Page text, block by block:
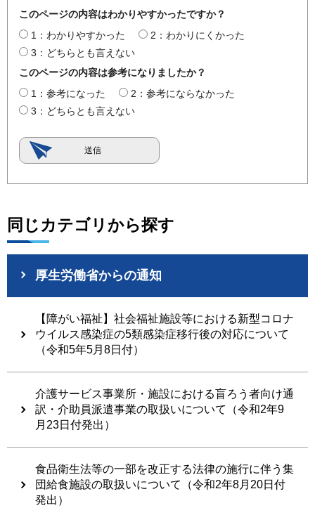
このページの内容はわかりやすかったですか？
1：わかりやすかった
2：わかりにくかった
3：どちらとも言えない
このページの内容は参考になりましたか？
1：参考になった
2：参考にならなかった
3：どちらとも言えない
同じカテゴリから探す
厚生労働省からの通知
【障がい福祉】社会福祉施設等における新型コロナ
ウイルス感染症の5類感染症移行後の対応について
（令和5年5月8日付）
介護サービス事業所・施設における盲ろう者向け通
訳・介助員派遣事業の取扱いについて（令和2年9
月23日付発出）
食品衛生法等の一部を改正する法律の施行に伴う集
団給食施設の取扱いについて（令和2年8月20日付
発出）